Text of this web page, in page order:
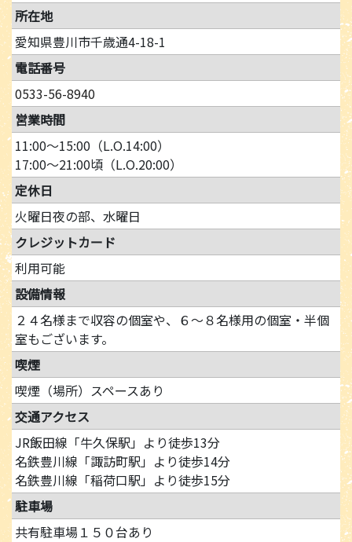
所在地
愛知県豊川市千歳通4-18-1
電話番号
0533-56-8940
営業時間
11:00～15:00（L.O.14:00）
17:00～21:00頃（L.O.20:00）
定休日
火曜日夜の部、水曜日
クレジットカード
利用可能
設備情報
２４名様まで収容の個室や、６～８名様用の個室・半個
室もございます。
喫煙
喫煙（場所）スペースあり
交通アクセス
JR飯田線「牛久保駅」より徒歩13分
名鉄豊川線「諏訪町駅」より徒歩14分
名鉄豊川線「稲荷口駅」より徒歩15分
駐車場
共有駐車場１５０台あり